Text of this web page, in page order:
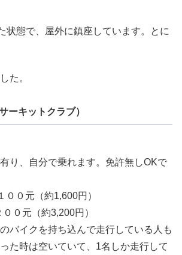
状態で、屋外に鎮座しています。とに
た。
ーキットクラブ）
り、自分で乗れます。免許無しOKで
００元（約1,600円）
０元（約3,200円）
バイクを持ち込んで走行している人も
た時は空いていて、1名しか走行して